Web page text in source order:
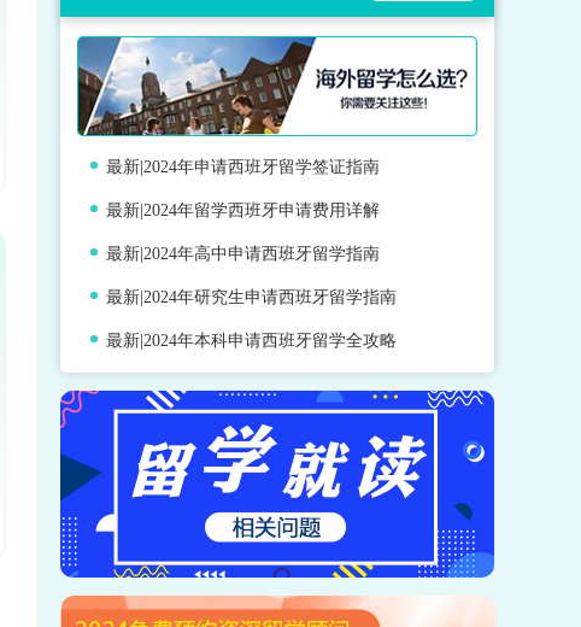
最新|2024年申请西班牙留学签证指南
最新|2024年留学西班牙申请费用详解
最新|2024年高中申请西班牙留学指南
最新|2024年研究生申请西班牙留学指南
最新|2024年本科申请西班牙留学全攻略